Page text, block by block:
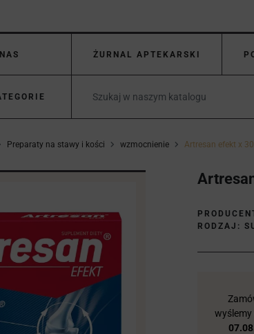
ŻURNAL APTEKARSKI
Preparaty na stawy i kości wzmocnienie Artresan efekt x
RODZAJ:
wyślemy